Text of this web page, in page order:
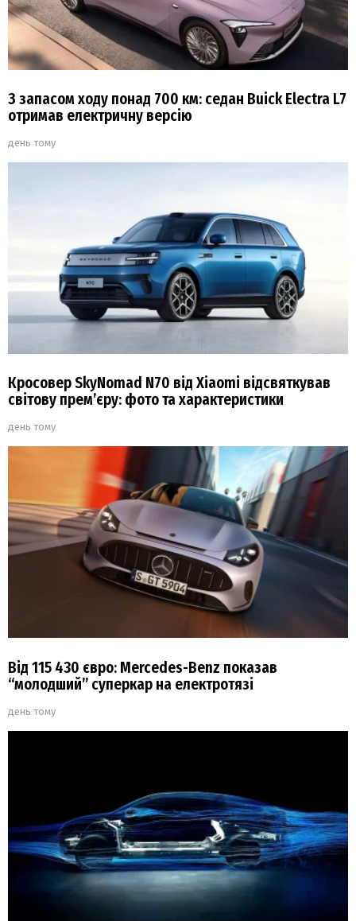
З запасом ходу понад 700 км: седан Buick Electra L7
отримав електричну версію
день тому
Кросовер SkyNomad N70 від Xiaomi відсвяткував
світову прем’єру: фото та характеристики
день тому
Від 115 430 євро: Mercedes-Benz показав
“молодший” суперкар на електротязі
день тому